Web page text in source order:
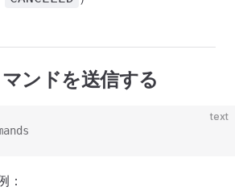
ンドを送信する
text
：